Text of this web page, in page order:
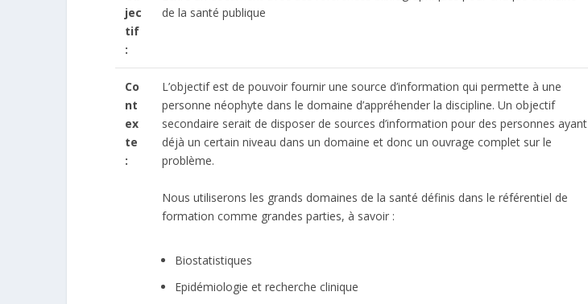
jec
tif
:
de la santé publique
Co
nt
ex
te
:
L’objectif est de pouvoir fournir une source d’information qui permette à une
personne néophyte dans le domaine d’appréhender la discipline. Un objectif
secondaire serait de disposer de sources d’information pour des personnes ayant
déjà un certain niveau dans un domaine et donc un ouvrage complet sur le
problème.
Nous utiliserons les grands domaines de la santé définis dans le référentiel de
formation comme grandes parties, à savoir :
Biostatistiques
Epidémiologie et recherche clinique